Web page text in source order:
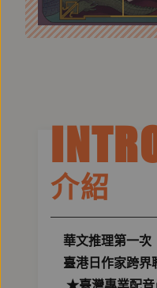
介紹
華文推理第一次
臺港日作家跨界
★臺灣專業配音